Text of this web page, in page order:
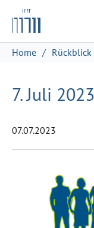
Zum Hauptinhalt
Skip to page footer
Sie sind hier:
Home Rückblick
7. Juli
07.07.2023